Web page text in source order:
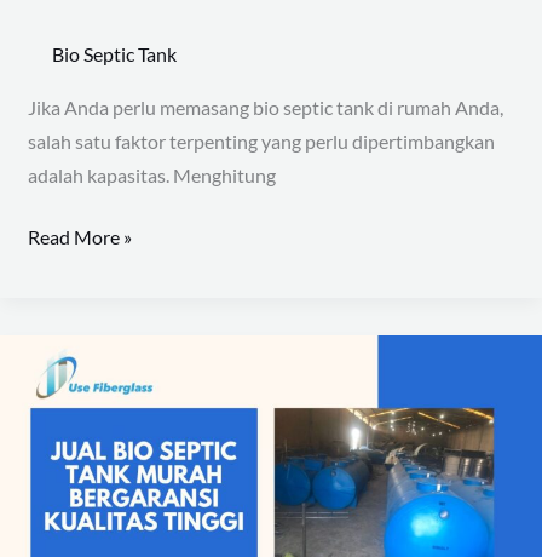
Bio Septic Tank
Jika Anda perlu memasang bio septic tank di rumah Anda,
salah satu faktor terpenting yang perlu dipertimbangkan
adalah kapasitas. Menghitung
Read More »
Jual
Bio
Tank
Murah
Bergaransi